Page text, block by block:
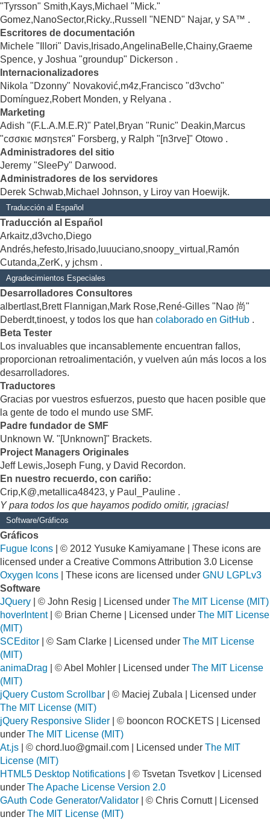
"Tyrsson" Smith,Kays,Michael "Mick."
Gomez,NanoSector,Ricky.,Russell "NEND" Najar, y SA™ .
Escritores de documentación
Michele "Illori" Davis,Irisado,AngelinaBelle,Chainy,Graeme
Spence, y Joshua "groundup" Dickerson .
Internacionalizadores
Nikola "Dzonny" Novaković,m4z,Francisco "d3vcho"
Domínguez,Robert Monden, y Relyana .
Marketing
Adish "(F.L.A.M.E.R)" Patel,Bryan "Runic" Deakin,Marcus
"cσσкιє мσηѕтєя" Forsberg, y Ralph "[n3rve]" Otowo .
Administradores del sitio
Jeremy "SleePy" Darwood.
Administradores de los servidores
Derek Schwab,Michael Johnson, y Liroy van Hoewijk.
Traducción al Español
Traducción al Español
Arkaitz,d3vcho,Diego
Andrés,hefesto,Irisado,luuuciano,snoopy_virtual,Ramón
Cutanda,ZerK, y jchsm .
Agradecimientos Especiales
Desarrolladores Consultores
albertlast,Brett Flannigan,Mark Rose,René-Gilles "Nao 尚"
Deberdt,tinoest, y todos los que han colaborado en GitHub .
Beta Tester
Los invaluables que incansablemente encuentran fallos,
proporcionan retroalimentación, y vuelven aún más locos a los
desarrolladores.
Traductores
Gracias por vuestros esfuerzos, puesto que hacen posible que
la gente de todo el mundo use SMF.
Padre fundador de SMF
Unknown W. "[Unknown]" Brackets.
Project Managers Originales
Jeff Lewis,Joseph Fung, y David Recordon.
En nuestro recuerdo, con cariño:
Crip,K@,metallica48423, y Paul_Pauline .
Y para todos los que hayamos podido omitir, ¡gracias!
Software/Gráficos
Gráficos
Fugue Icons | © 2012 Yusuke Kamiyamane | These icons are
licensed under a Creative Commons Attribution 3.0 License
Oxygen Icons | These icons are licensed under GNU LGPLv3
Software
JQuery | © John Resig | Licensed under The MIT License (MIT)
hoverIntent| © Brian Cherne | Licensed under The MIT License
(MIT)
SCEditor | © Sam Clarke | Licensed under The MIT License
(MIT)
animaDrag | © Abel Mohler | Licensed under The MIT License
(MIT)
jQuery Custom Scrollbar | © Maciej Zubala | Licensed under
The MIT License (MIT)
jQuery Responsive Slider | © booncon ROCKETS | Licensed
under The MIT License (MIT)
At.js | © chord.luo@gmail.com | Licensed under The MIT
License (MIT)
HTML5 Desktop Notifications | © Tsvetan Tsvetkov | Licensed
under The Apache License Version 2.0
GAuth Code Generator/Validator | © Chris Cornutt | Licensed
under The MIT License (MIT)